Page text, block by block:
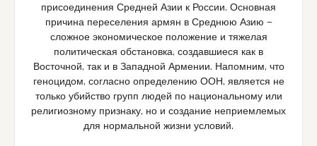
присоединения Средней Азии к России. Основная
причина переселения армян в Среднюю Азию —
сложное экономическое положение и тяжелая
политическая обстановка, создавшиеся как в
Восточной, так и в Западной Армении. Напомним, что
геноцидом, согласно определению ООН, является не
только убийство групп людей по национальному или
религиозному признаку, но и создание неприемлемых
для нормальной жизни условий.